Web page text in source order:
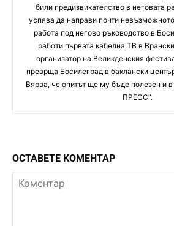
били предизвикателство в неговата
успява да направи почти
работа под негово ръководство в
работи първата кабелна ТВ в
организатор на Великденския
преврща Босилеград в баклански
Вярва, че опитът ще му бъде полезен и
ПРЕСС”.
ОСТАВЕТЕ КОМЕНТАР